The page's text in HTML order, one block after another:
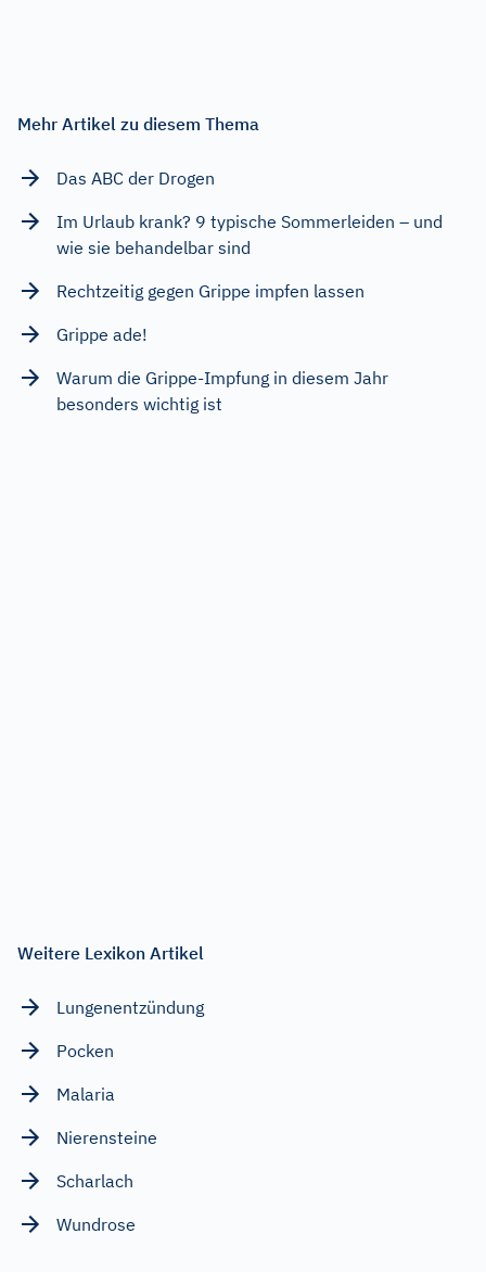
Mehr Artikel zu diesem Thema
Das ABC der Drogen
Im Urlaub krank? 9 typische Sommerleiden – und
wie sie behandelbar sind
Rechtzeitig gegen Grippe impfen lassen
Grippe ade!
Warum die Grippe-Impfung in diesem Jahr
besonders wichtig ist
Weitere Lexikon Artikel
Lungenentzündung
Pocken
Malaria
Nierensteine
Scharlach
Wundrose